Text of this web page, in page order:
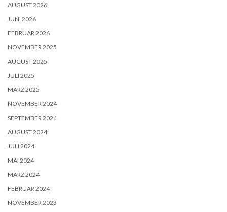
AUGUST 2026
JUNI 2026
FEBRUAR 2026
NOVEMBER 2025
AUGUST 2025
JULI 2025
MÄRZ 2025
NOVEMBER 2024
SEPTEMBER 2024
AUGUST 2024
JULI 2024
MAI 2024
MÄRZ 2024
FEBRUAR 2024
NOVEMBER 2023